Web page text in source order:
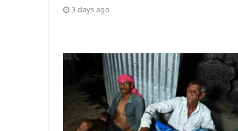
3 days ago